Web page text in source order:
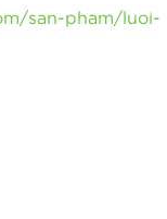
san-pham/luoi-